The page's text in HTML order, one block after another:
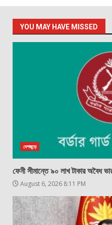
YOU MAY HAVE MISSED
দেশজুড়ে
ফেনী সীমান্তে ৯০ লাখ টাকার অবৈধ
August 6, 2026 8:11 PM